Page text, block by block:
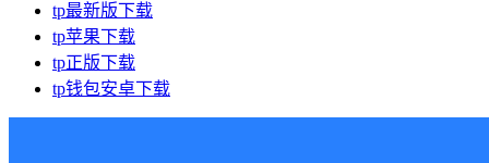
tp最新版下载
tp苹果下载
tp正版下载
tp钱包安卓下载